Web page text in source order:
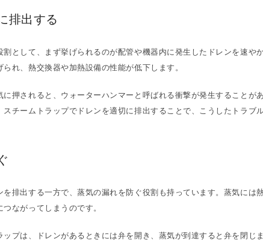
排出する
割として、まず挙げられるのが配管や機器内に発生したドレンを速や
れ、熱交換器や加熱設備の性能が低下します。
押されると、ウォーターハンマーと呼ばれる衝撃が発生することが
チームトラップでドレンを適切に排出することで、こうしたトラブ
を排出する一方で、蒸気の漏れを防ぐ役割も持っています。蒸気には
ながってしまうのです。
プは、ドレンがあるときには弁を開き、蒸気が到達すると弁を閉じ